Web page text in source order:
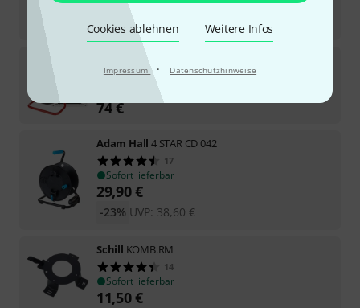
Cookies ablehnen Weitere Infos
Impressum · Datenschutzhinweise
In 6–8 Wochen lieferbar
119€
Millenium
Sofort lieferbar
74€
Adam Hall 4 STAR CD 042
17
Sofort lieferbar
29,90€
UVP: 38,60 €
-23%
Schill KOMB.RM
14
Sofort lieferbar
11,50€